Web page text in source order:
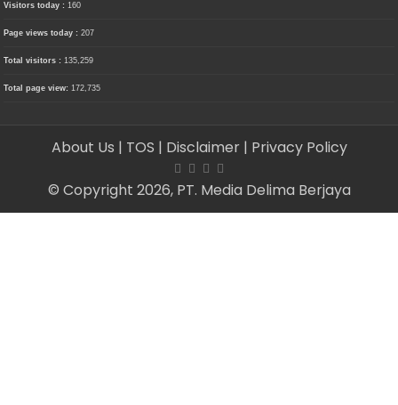
Visitors today :160
Page views today :207
Total visitors :135,259
Total page view:172,735
About Us | TOS | Disclaimer | Privacy Policy
© Copyright 2026, PT. Media Delima Berjaya